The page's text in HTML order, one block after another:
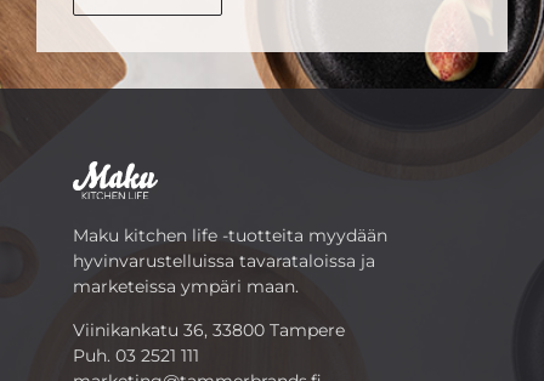
Maku kitchen life -tuotteita myydään
hyvinvarustelluissa tavarataloissa ja
marketeissa ympäri maan.
Viinikankatu 36, 33800 Tampere
Puh. 03 2521 111